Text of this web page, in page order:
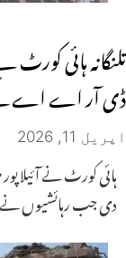
تلنگانہ ہائی
ڈی آر اے اے
اپریل 11, 2026
ہائی کورٹ نے آئیلا
دی جب رہائشیوں نے